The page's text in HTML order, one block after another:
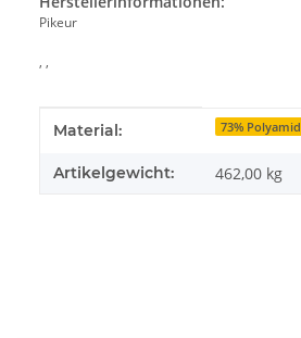
Pikeur
, ,
Produkteigenschaft
Wert
Material: 73% Polyamid
Artikelgewicht: 462,00 kg